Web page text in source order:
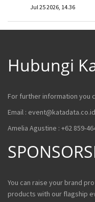
Jul 25 2026, 14.36
Hubungi
For further information you
Email : event@katadata.co.id
Amelia Agustine : +62 859-
You can raise your brand
products with our flagship